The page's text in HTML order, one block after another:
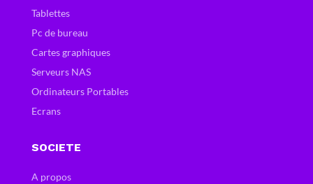
Tablettes
Pc de bureau
Cartes graphiques
Serveurs NAS
Ordinateurs Portables
Ecrans
SOCIETE
A propos